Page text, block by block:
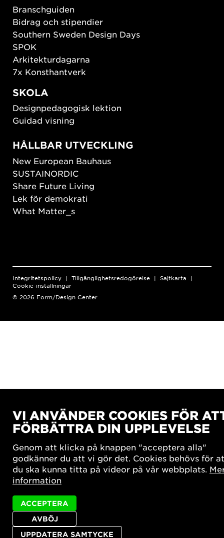
Branschguiden
Bidrag och stipendier
Southern Sweden Design Days
SPOK
Arkitekturdagarna
7x Konsthantverk
SKOLA
Designpedagogisk lektion
Guidad visning
HÅLLBAR UTVECKLING
New European Bauhaus
SUSTAINORDIC
Share Future Living
Lek för demokrati
What Matter_s
Integritetspolicy Tillgänglighetsredogörelse
Sajtkarta
Cookie-inställningar
© 2026 Form/Design Center
VI ANVÄNDER COOKIES FÖR
FÖRBÄTTRA DIN UPPLEVELSE
Genom att klicka på knappen "acceptera alla"
godkänner du att vi gör det. Cookies behövs för
du ska kunna titta på videor på vår webbplats.
information
UPPDATERA SAMTYCKE
AVBÖJ
ACCEPTERA